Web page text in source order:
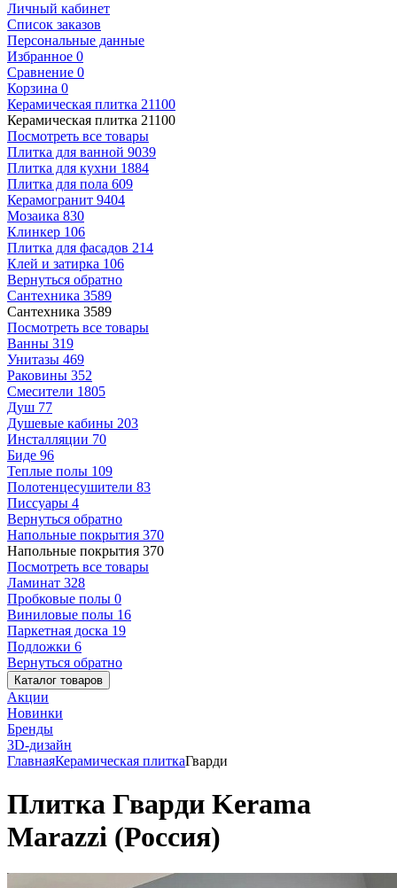
Личный кабинет
Список заказов
Персональные данные
Избранное 0
Сравнение 0
Корзина 0
Керамическая плитка 21100
Керамическая плитка 21100
Посмотреть все товары
Плитка для ванной 9039
Плитка для кухни 1884
Плитка для пола 609
Керамогранит 9404
Мозаика 830
Клинкер 106
Плитка для фасадов 214
Клей и затирка 106
Вернуться обратно
Сантехника 3589
Сантехника 3589
Посмотреть все товары
Ванны 319
Унитазы 469
Раковины 352
Смесители 1805
Душ 77
Душевые кабины 203
Инсталляции 70
Биде 96
Теплые полы 109
Полотенцесушители 83
Писсуары 4
Вернуться обратно
Напольные покрытия 370
Напольные покрытия 370
Посмотреть все товары
Ламинат 328
Пробковые полы 0
Виниловые полы 16
Паркетная доска 19
Подложки 6
Вернуться обратно
Каталог товаров
Акции
Новинки
Бренды
3D-дизайн
ГлавнаяКерамическая плиткаГварди
Плитка Гварди Kerama
Marazzi (Россия)